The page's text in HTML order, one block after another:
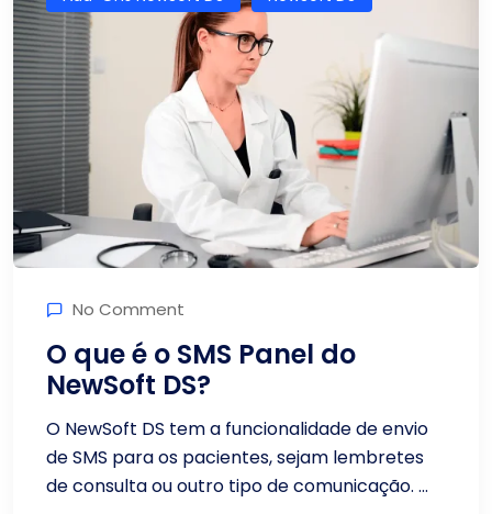
No Comment
O que é o SMS Panel do
NewSoft DS?
O NewSoft DS tem a funcionalidade de envio
de SMS para os pacientes, sejam lembretes
de consulta ou outro tipo de comunicação. ...